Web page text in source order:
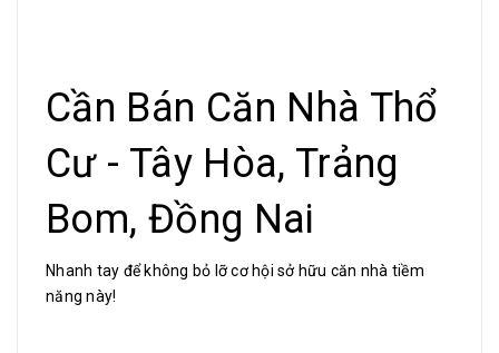
Cần Bán Căn Nhà Thổ
Cư - Tây Hòa, Trảng
Bom, Đồng Nai
Nhanh tay để không bỏ lỡ cơ hội sở hữu căn nhà tiềm
năng này!